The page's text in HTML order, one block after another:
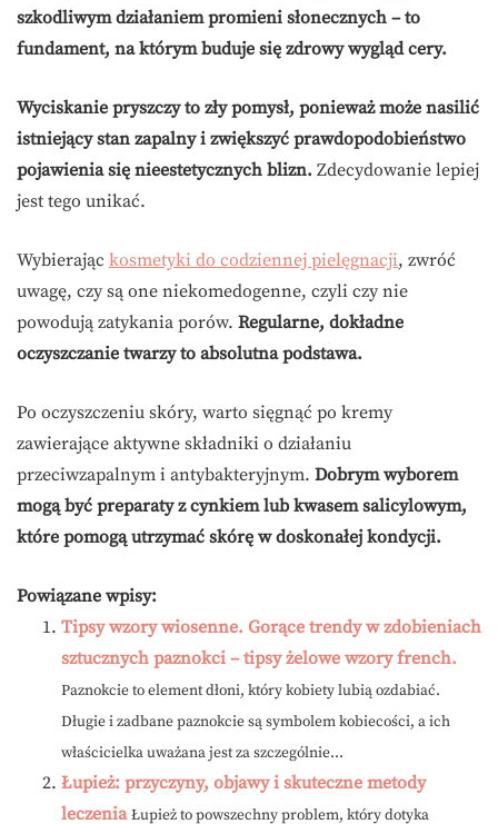
szkodliwym działaniem promieni słonecznych – to
fundament, na którym buduje się zdrowy wygląd cery.
Wyciskanie pryszczy to zły pomysł, ponieważ może nasilić
istniejący stan zapalny i zwiększyć prawdopodobieństwo
pojawienia się nieestetycznych blizn. Zdecydowanie lepiej
jest tego unikać.
Wybierając kosmetyki do codziennej pielęgnacji, zwróć
uwagę, czy są one niekomedogenne, czyli czy nie
powodują zatykania porów. Regularne, dokładne
oczyszczanie twarzy to absolutna podstawa.
Po oczyszczeniu skóry, warto sięgnąć po kremy
zawierające aktywne składniki o działaniu
przeciwzapalnym i antybakteryjnym. Dobrym wyborem
mogą być preparaty z cynkiem lub kwasem salicylowym,
które pomogą utrzymać skórę w doskonałej kondycji.
Powiązane wpisy:
Tipsy wzory wiosenne. Gorące trendy w zdobieniach
sztucznych paznokci – tipsy żelowe wzory french.
Paznokcie to element dłoni, który kobiety lubią ozdabiać.
Długie i zadbane paznokcie są symbolem kobiecości, a ich
właścicielka uważana jest za szczególnie...
Łupież: przyczyny, objawy i skuteczne metody
leczenia Łupież to powszechny problem, który dotyka